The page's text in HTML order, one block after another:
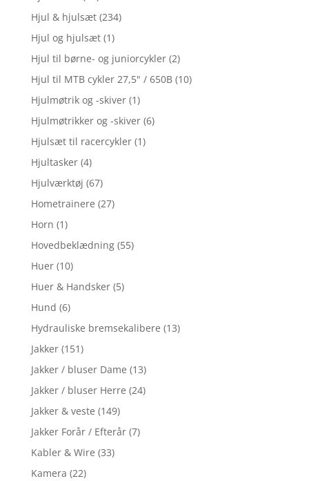
Hjul & hjulsæt (234)
Hjul og hjulsæt (1)
Hjul til børne- og juniorcykler (2)
Hjul til MTB cykler 27,5" / 650B (10)
Hjulmøtrik og -skiver (1)
Hjulmøtrikker og -skiver (6)
Hjulsæt til racercykler (1)
Hjultasker (4)
Hjulværktøj (67)
Hometrainere (27)
Horn (1)
Hovedbeklædning (55)
Huer (10)
Huer & Handsker (5)
Hund (6)
Hydrauliske bremsekalibere (13)
Jakker (151)
Jakker / bluser Dame (13)
Jakker / bluser Herre (24)
Jakker & veste (149)
Jakker Forår / Efterår (7)
Kabler & Wire (33)
Kamera (22)